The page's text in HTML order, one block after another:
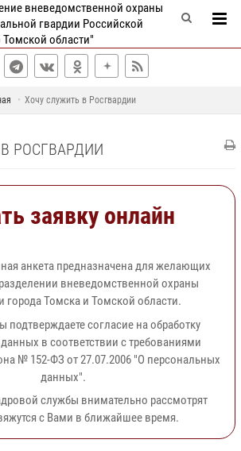
вневедомственной охраны
гвардии Российской
области"
Хочу служить в Росгвардии
РОСГВАРДИИ
заявку онлайн
анкета предназначена для желающих
вневедомственной охраны
города Томска и Томской области.
подтверждаете согласие на обработку
в соответствии с требованиями
№ 152-ФЗ от 27.07.2006 "О персональных
данных".
службы внимательно рассмотрят
с Вами в ближайшее время.